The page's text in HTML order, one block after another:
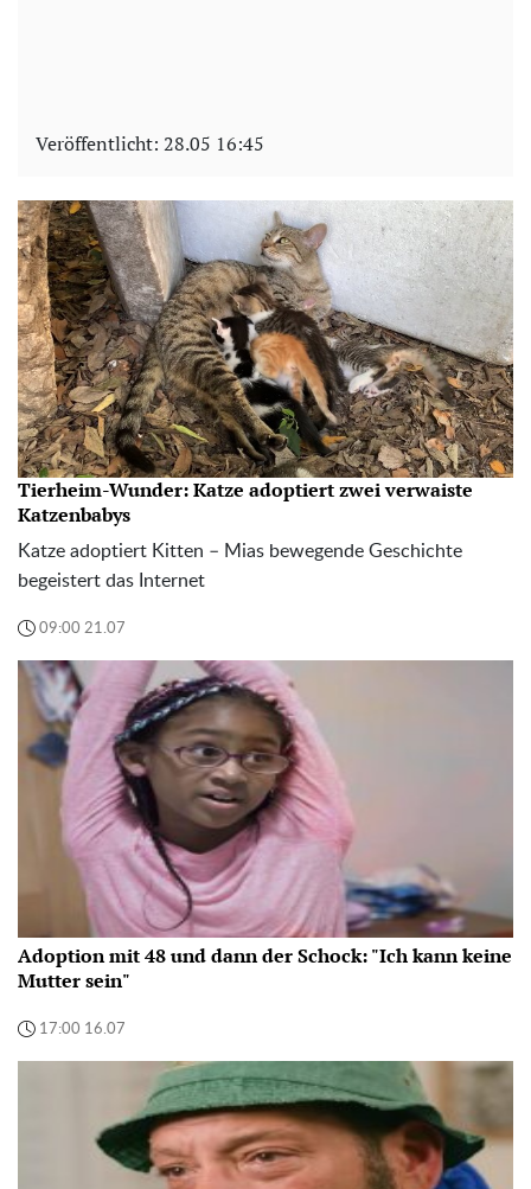
Veröffentlicht: 28.05 16:45
Tierheim-Wunder: Katze adoptiert zwei verwaiste
Katzenbabys
Katze adoptiert Kitten – Mias bewegende Geschichte
begeistert das Internet
09:00 21.07
Adoption mit 48 und dann der Schock: "Ich kann keine
Mutter sein"
17:00 16.07